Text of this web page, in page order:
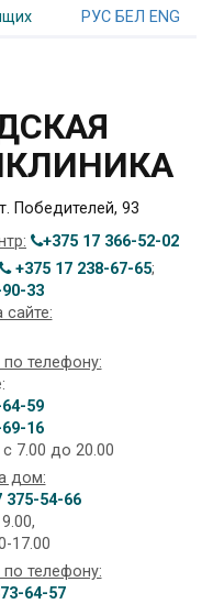
РУС БЕЛ ENG
Победителей, 93
+375 17 366-52-02
+375 17 238-67-65;
33
сайте:
по телефону:
59
16
7.00 до 20.00
дом:
375-54-66
17.00
по телефону:
64-57